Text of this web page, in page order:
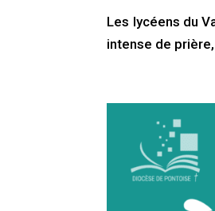
Les lycéens du
intense de